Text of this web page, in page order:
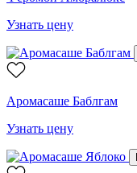
Узнать цену
Аромасаше Баблгам
Узнать цену